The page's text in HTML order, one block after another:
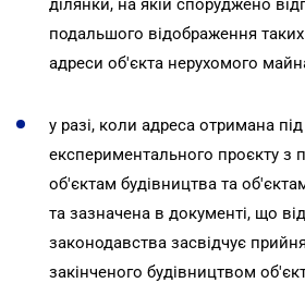
ділянки, на якій споруджено
подальшого відображення
адреси об'єкта нерухомого
у разі, коли адреса отримана під
експериментального проєкту з
об'єктам будівництва та
та зазначена в документі, що
законодавства засвідчує
закінченого будівництвом